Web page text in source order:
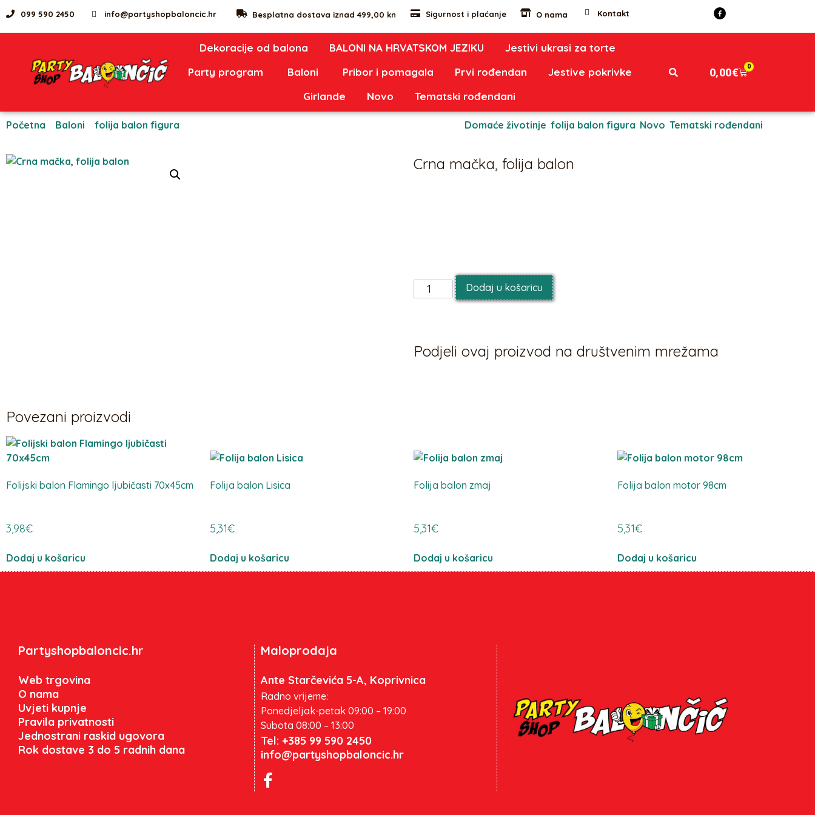
099 590 2450 info@partyshopbaloncic.hr Besplatna dostava iznad 499,00 kn Sigurnost i plaćanje O nama Kontakt
Dekoracije od balona BALONI NA HRVATSKOM JEZIKU
Jestivi ukrasi za torte
Party program
Baloni Pribor i pomagala Prvi rođendan
Jestive pokrivke
Girlande
Novo Tematski rođendani
0,00€ 0
Početna Baloni folija balon figura Domaće životinje folija balon figura Novo Tematski rođendani
Crna mačka, folija balon
Dodaj u košaricu
Podjeli ovaj proizvod na društvenim mrežama
Povezani proizvodi
Folijski balon Flamingo ljubičasti 70x45cm
3,98€
Dodaj u košaricu
Folija balon Lisica
5,31€
Dodaj u košaricu
Folija balon zmaj
5,31€
Dodaj u košaricu
Folija balon motor 98cm
5,31€
Dodaj u košaricu
Partyshopbaloncic.hr
Web trgovina
O nama
Uvjeti kupnje
Pravila privatnosti
Jednostrani raskid ugovora
Rok dostave 3 do 5 radnih dana
Maloprodaja
Ante Starčevića 5-A, Koprivnica
Radno vrijeme:
Ponedjeljak-petak 09:00 – 19:00
Subota 08:00 – 13:00
Tel: +385 99 590 2450
info@partyshopbaloncic.hr